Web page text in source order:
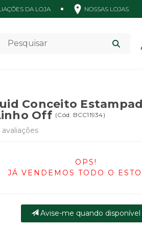
DA LOJA NOSSAS LOJAS
Acessórios
Conceito
Off (Cód. BCC11934)
avaliações
OPS!
JÁ VENDEMOS TODO O
Avise-me quando disponível